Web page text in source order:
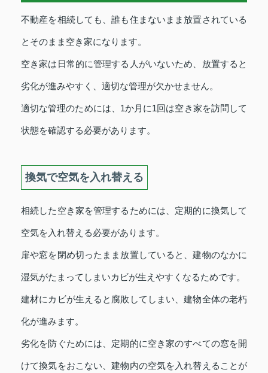
不動産を相続しても、誰も住まないまま放置されている
とそのまま空き家になります。
空き家は日常的に管理する人がいないため、放置すると
劣化が進みやすく、適切な管理が欠かせません。
適切な管理のためには、1か月に1回は空き家を訪問して
状態を確認する必要があります。
換気で空気を入れ替える
相続した空き家を管理するためには、定期的に換気して
空気を入れ替える必要があります。
扉や窓を閉め切ったまま放置していると、建物のなかに
湿気がたまってしまいカビが生えやすくなるためです。
建材にカビが生えると腐敗してしまい、建物全体の老朽
化が進みます。
劣化を防ぐためには、定期的に空き家のすべての窓を開
けて換気をおこない、建物内の空気を入れ替えることが